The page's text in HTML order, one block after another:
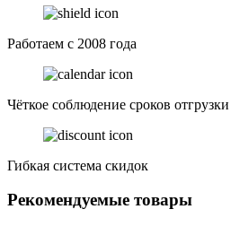
Работаем с 2008 года
Чёткое соблюдение сроков отгрузки
Гибкая система скидок
Рекомендуемые товары